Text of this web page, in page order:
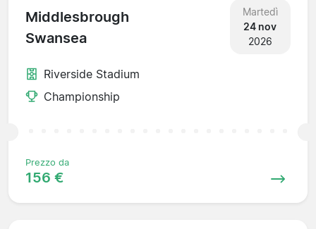
Middlesbrough
Swansea
Martedì
24 nov
2026
Riverside Stadium
Championship
Prezzo da
156 €